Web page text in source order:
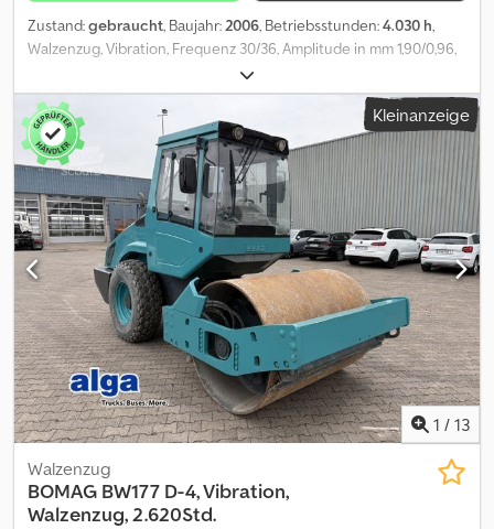
Zustand:gebraucht, Baujahr:2006, Betriebsstunden:4.030 h,
Walzenzug, Vibration, Frequenz 30/36, Amplitude in mm 1,90/0,96,
Zentrifugalkraft 275/202 KN, Zentrifugalkraft 28,1/20,6 T, Bereifung
ca. 30/40 %, Betriebsstd.: 4030, guter Zustand, Fahrzeug kann mit
Werbung beklebt und/oder beschriftet sein SI86909 Unser
Angebot ist generell ohne neue TÜV-Abnahme. Falls neue TÜV-
Abnahme erwünscht, unterbreiten wir Ihnen gerne ein Angebot
unserer Partnerwerkstätten! Fahrzeug kann mit Werbung
beklebt und/oder beschriftet sein. Es gelten unsere allgemeinen
Liefer- und Zahlungsbedingungen. Crsdjy I Hpnspfx Af Rsf Gerne
erstellen wir Ihnen für dieses Objekt ein Finanzierungs- oder
Leasingangebot. Bitte sprechen Sie uns an!
Kleinanzeige
1 / 13
Walzenzug
BOMAG BW177 D-4, Vibration,
Walzenzug, 2.620Std.